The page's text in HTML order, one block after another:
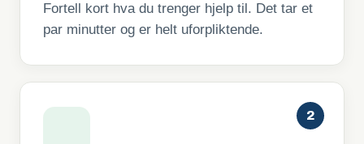
Fortell kort hva du trenger hjelp til. Det tar et
par minutter og er helt uforpliktende.
2